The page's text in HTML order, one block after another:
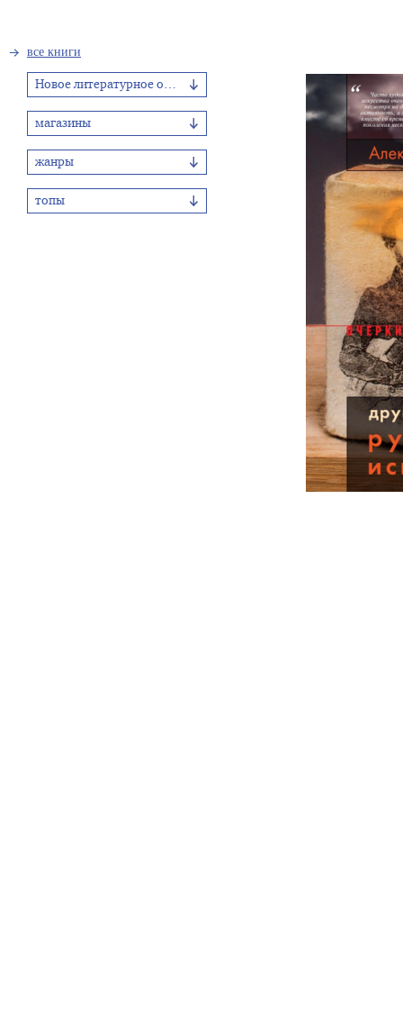
все книги
Новое литературное обозрение
магазины
жанры
топы